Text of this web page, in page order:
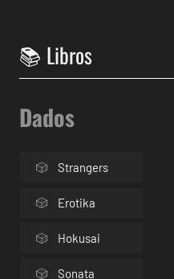
Dados
Strangers
Erotika
Hokusai
Sonata